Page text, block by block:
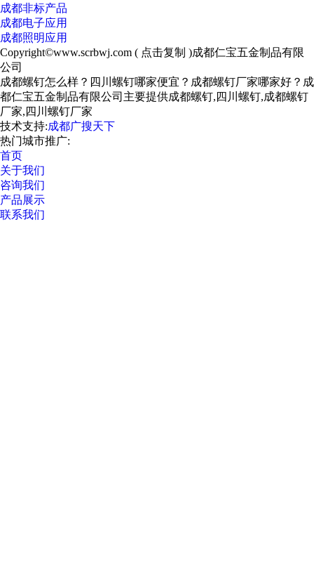
成都非标产品
成都电子应用
成都照明应用
Copyright©www.scrbwj.com ( 点击复制 )成都仁宝五金制品有限
公司
成都螺钉怎么样？四川螺钉哪家便宜？成都螺钉厂家哪家好？成
都仁宝五金制品有限公司主要提供成都螺钉,四川螺钉,成都螺钉
厂家,四川螺钉厂家
技术支持:成都广搜天下
热门城市推广:
首页
关于我们
咨询我们
产品展示
联系我们